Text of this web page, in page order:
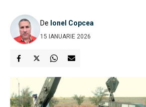
De Ionel Copcea
15 IANUARIE 2026